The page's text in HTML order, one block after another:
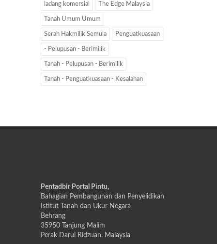
ladang komersial The Edge Malaysia
Tanah Umum Umum
Serah Hakmilik Semula Penguatkuasaan
- Pelupusan - Berimilik
Tanah - Pelupusan - Berimilik
Tanah - Penguatkuasaan - Kesalahan
Pentadbir Portal Pintu,
Bahagian Pembangunan dan Penyelidikan
Istitut Tanah dan Ukur Negara
Behrang
35950 Tanjung Malim
Perak Darul Ridzuan, Malaysia